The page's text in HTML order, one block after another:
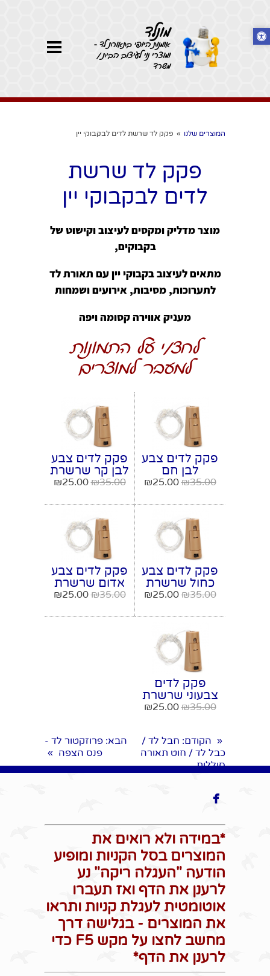
מונלד
אומנות היופי בתאורת לד -
ומוצרי נוי לעיצוב הבית /
משרד
המוצרים שלנו » פקק לד שרשת לדים לבקבוקי יין
פקק לד שרשת
לדים לבקבוקי יין
מוצר מדליק ומקסים לעיצוב וקישוט של
בקבוקים,
מתאים לעיצוב בקבוקי יין עם תאורת לד
לתערוכות, מסיבות, אירועים ושמחות
מעניק אווירה קסומה ויפה
לחצ/י על התמונות
למעבר למוצרים
פקק לדים צבע
לבן חם
שרשרת לדים
₪35.00
₪25.00
פקק לדים צבע
לבן קר שרשרת
לדים
₪35.00
₪25.00
פקק לדים צבע
כחול שרשרת
לדים
₪35.00
₪25.00
פקק לדים צבע
אדום שרשרת
לדים
₪35.00
₪25.00
פקק לדים
צבעוני שרשרת
לדים
₪35.00
₪25.00
« הקודם: חבל לד /
כבל לד / חוט תאורה
סוללות
הבא: פרוזקטור לד -
פנס הצפה »

*במידה ולא רואים את
המוצרים בסל הקניות ומופיע
הודעה "העגלה ריקה" נע
לרענן את הדף ואז תעברו
אוטומטית לעגלת קניות ותראו
את המוצרים - בגלישה דרך
מחשב לחצו על מקש F5 כדי
לרענן את הדף*